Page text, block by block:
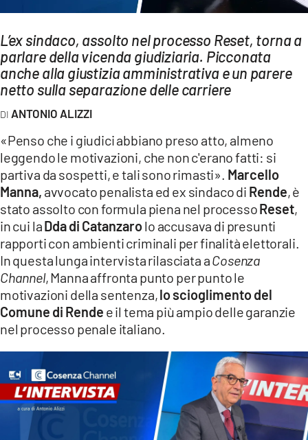
LaC
LACPLAY.IT
LACTV.IT
LACONAIR.IT
LACITYMAG.IT
ILREGGINO.IT
COSENZACHANNEL.IT
ILVIBONESE.IT
CATANZAROCHANNEL.IT
LACAPITALENEWS.IT
ANDROID
APPLE
L’ex sindaco, assolto nel processo Reset, torna a
parlare della vicenda giudiziaria. Picconata
anche alla giustizia amministrativa e un parere
netto sulla separazione delle carriere
ANTONIO ALIZZI
«Penso che i giudici abbiano preso atto, almeno
leggendo le motivazioni, che non c'erano fatti: si
partiva da sospetti, e tali sono rimasti». Marcello
Manna, avvocato penalista ed ex sindaco di Rende, è
stato assolto con formula piena nel processoReset,
in cui laDda di Catanzarolo accusava di presunti
rapporti con ambienti criminali per finalità elettorali.
In questa lunga intervista rilasciata aCosenza
Channel, Manna affronta punto per punto le
motivazioni della sentenza,lo scioglimento del
Comune di Rende e il tema più ampio delle garanzie
nel processo penale italiano.